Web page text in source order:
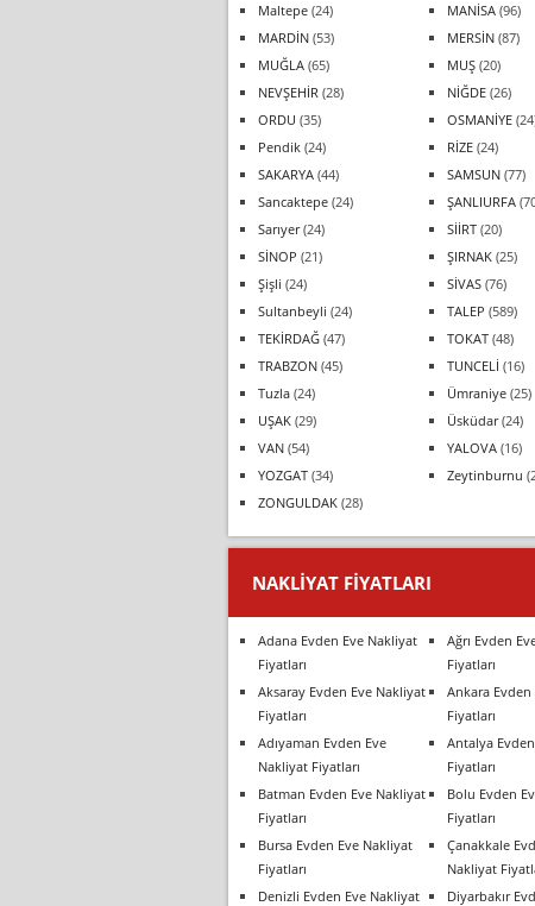
Maltepe (24) MANİSA (96)
MARDİN (53) MERSİN (87)
MUĞLA (65) MUŞ (20)
NEVŞEHİR (28) NİĞDE (26)
ORDU (35) OSMANİYE
Pendik (24) RİZE (24)
SAKARYA (44) SAMSUN (77)
Sancaktepe (24) ŞANLIURFA
Sarıyer(24) SİİRT (20)
SİNOP (21) ŞIRNAK (25)
Şişli (24) SİVAS (76)
Sultanbeyli (24) TALEP (589)
TEKİRDAĞ (47) TOKAT (48)
TRABZON (45) TUNCELİ (16)
Tuzla (24) Ümraniye (25)
UŞAK (29) Üsküdar(24)
VAN (54) YALOVA (16)
YOZGAT (34) Zeytinburnu
ZONGULDAK (28)
NAKLIYAT FIYATLARI
Adana Evden Eve Nakliyat
Fiyatları
Ağrı Evden
Fiyatları
Aksaray Evden Eve Nakliyat
Fiyatları
Ankara
Fiyatları
Adıyaman Evden Eve
Nakliyat Fiyatları
Antalya
Fiyatları
Batman Evden Eve Nakliyat
Fiyatları
Bolu Evden
Fiyatları
Bursa Evden Eve Nakliyat
Fiyatları
Çanakkale
Nakliyat
Denizli Evden Eve Nakliyat
Diyarbakır